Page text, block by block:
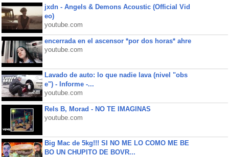
jxdn - Angels & Demons Acoustic (Official Vid
eo)
youtube.com
encerrada en el ascensor *por dos horas* ahre
youtube.com
Lavado de auto: lo que nadie lava (nivel "obs
e") - Informe -...
youtube.com
Rels B, Morad - NO TE IMAGINAS
youtube.com
Big Mac de 5kg!!! SI NO ME LO COMO ME BE
BO UN CHUPITO DE BOVR...